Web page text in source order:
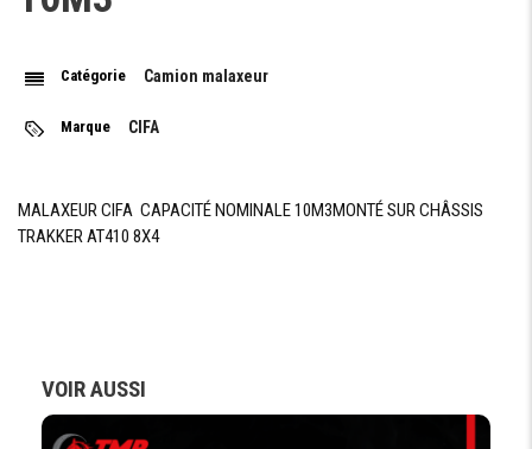
NIVEAU D'EAU
GÉOMÉTRIQUE
ROTATION
14 rpm
CAPACITÉ
ECHELLE
COMPTEUR
D'EAU
0 ÷ 500 L
Catégorie Camion malaxeur
Marque CIFA
MALAXEUR CIFA CAPACITÉ NOMINALE 10M3MONTÉ SUR CHÂSSIS
TRAKKER AT410 8X4
VOIR AUSSI